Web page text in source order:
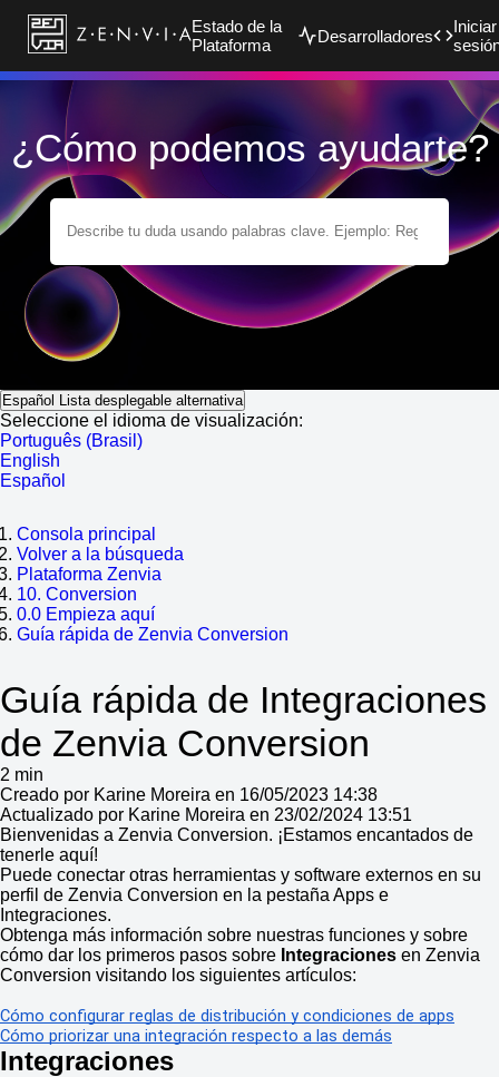
Estado de la
Plataforma
Desarrolladores
Iniciar
¿Cómo podemos ayudarte?
Español Lista desplegable alternativa
Seleccione el idioma de visualización:
Português (Brasil)
English
Español
Consola principal
Volver a la búsqueda
Plataforma Zenvia
10. Conversion
0.0 Empieza aquí
Guía rápida de Zenvia Conversion
Guía rápida de Integraciones
de Zenvia Conversion
2 min
Creado por Karine Moreira en 16/05/2023 14:38
Actualizado por Karine Moreira en 23/02/2024 13:51
Bienvenidas a Zenvia Conversion. ¡Estamos encantados de
tenerle aquí!
Puede conectar otras herramientas y software externos en su
perfil de Zenvia Conversion en la pestaña Apps e
Integraciones.
Obtenga más información sobre nuestras funciones y sobre
cómo dar los primeros pasos sobre Integraciones en Zenvia
Conversion visitando los siguientes artículos:
Cómo configurar reglas de distribución y condiciones de apps
Cómo priorizar una integración respecto a las demás
Integraciones